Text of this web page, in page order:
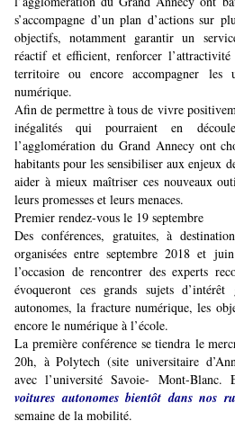
s’accompagne d’un plan d’actions sur
objectifs, notamment garantir un
réactif et efficient, renforcer
territoire ou encore accompagner les
numérique.
Afin de permettre à tous de vivre
inégalités qui pourraient en
l’agglomération du Grand Annecy ont
habitants pour les sensibiliser aux enjeux
aider à mieux maîtriser ces nouveaux
leurs promesses et leurs menaces.
Premier rendez-vous le 19 septembre
Des conférences, gratuites, à
organisées entre septembre 2018 et
l’occasion de rencontrer des experts
évoqueront ces grands sujets
autonomes, la fracture numérique, les
encore le numérique à l’école.
La première conférence se tiendra le
20h, à Polytech (site universitaire
avec l’université Savoie- Mont-Blanc.
voitures autonomes bientôt dans nos
semaine de la mobilité.